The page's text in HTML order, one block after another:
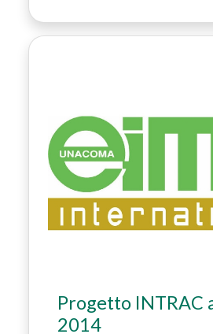
Progetto INTRAC
2014